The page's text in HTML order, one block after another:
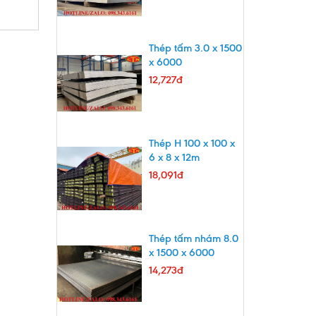
Thép tấm 3.0 x 1500
x 6000
12,727đ
Thép H 100 x 100 x
6 x 8 x 12m
18,091đ
Thép tấm nhám 8.0
x 1500 x 6000
14,273đ